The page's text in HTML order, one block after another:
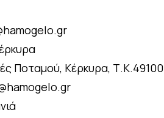
Ποταμού, Κέρκυρα, Τ.Κ.49100